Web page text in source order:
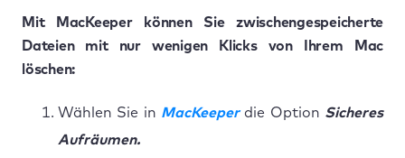
Mit MacKeeper können Sie zwischengespeicherte
Dateien mit nur wenigen Klicks von Ihrem Mac
löschen:
Wählen Sie in MacKeeperdie Option Sicheres
Aufräumen.